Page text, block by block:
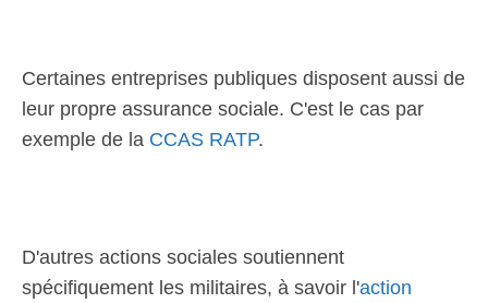
Certaines entreprises publiques disposent aussi de
leur propre assurance sociale. C'est le cas par
exemple de la CCAS RATP.
D'autres actions sociales soutiennent
spécifiquement les militaires, à savoir l'action